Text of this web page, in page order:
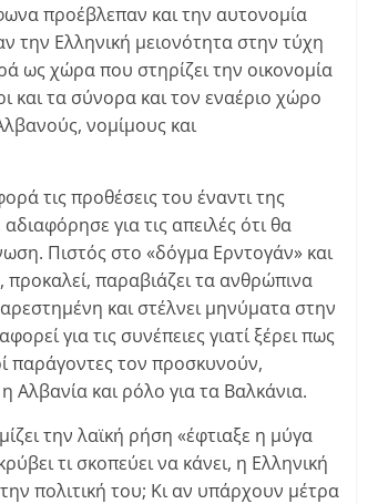
προέβλεπαν και την αυτονομία
την Ελληνική μειονότητα στην τύχη
ως χώρα που στηρίζει την οικονομία
και τα σύνορα και τον εναέριο χώρο
νομίμους και
τις προθέσεις του έναντι της
για τις απειλές ότι θα
Πιστός στο «δόγμα Ερντογάν» και
παραβιάζει τα ανθρώπινα
και στέλνει μηνύματα στην
για τις συνέπειες γιατί ξέρει πως
παράγοντες τον προσκυνούν,
Αλβανία και ρόλο για τα Βαλκάνια.
την λαϊκή ρήση «έφτιαξε η μύγα
τι σκοπεύει να κάνει, η Ελληνική
πολιτική του; Κι αν υπάρχουν μέτρα